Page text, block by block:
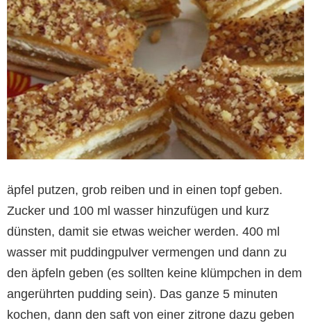
äpfel putzen, grob reiben und in einen topf geben.
Zucker und 100 ml wasser hinzufügen und kurz
dünsten, damit sie etwas weicher werden. 400 ml
wasser mit puddingpulver vermengen und dann zu
den äpfeln geben (es sollten keine klümpchen in dem
angerührten pudding sein). Das ganze 5 minuten
kochen, dann den saft von einer zitrone dazu geben